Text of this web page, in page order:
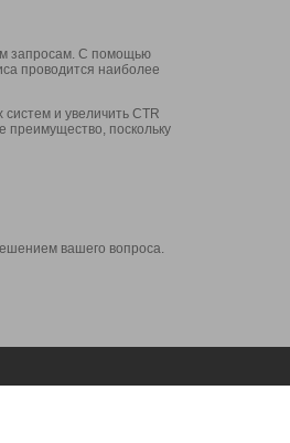
запросам. С помощью
проводится наиболее
и увеличить CTR
преимущество, поскольку
вашего вопроса.